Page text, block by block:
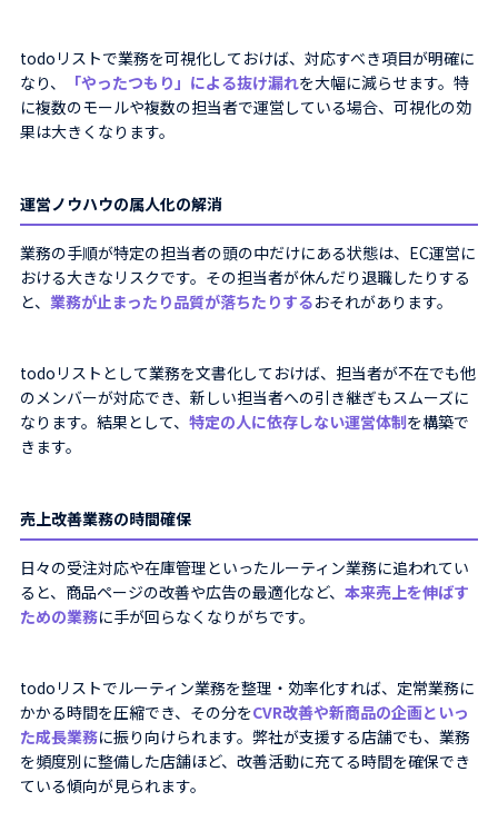
todoリストで業務を可視化しておけば、対応すべき項目が明確に
なり、
「やったつもり」による抜け漏れを大幅に減らせます。特
に複数のモールや複数の担当者で運営している場合、可視化の効
果は大きくなります。
運営ノウハウの属人化の解消
業務の手順が特定の担当者の頭の中だけにある状態は、EC運営に
おける大きなリスクです。その担当者が休んだり退職したりする
と、 業務が止まったり品質が落ちたりするおそれがあります。
todoリストとして業務を文書化しておけば、担当者が不在でも他
のメンバーが対応でき、新しい担当者への引き継ぎもスムーズに
なります。結果として、 特定の人に依存しない運営体制を構築で
きます。
売上改善業務の時間確保
日々の受注対応や在庫管理といったルーティン業務に追われてい
ると、商品ページの改善や広告の最適化など、 本来売上を伸ばす
ための業務に手が回らなくなりがちです。
todoリストでルーティン業務を整理・効率化すれば、定常業務に
かかる時間を圧縮でき、その分をCVR改善や新商品の企画といっ
た成長業務に振り向けられます。弊社が支援する店舗でも、業務
を頻度別に整備した店舗ほど、改善活動に充てる時間を確保でき
ている傾向が見られます。